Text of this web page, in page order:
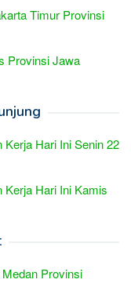
Timur Provinsi
Provinsi Jawa
Hari Ini Senin 22
Kerja Hari Ini Kamis
Provinsi